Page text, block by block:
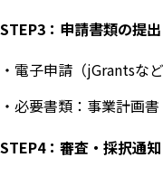
STEP3：申請書類の提出
・電子申請（jGrantsな
・必要書類：事業計画
STEP4：審査・採択通知